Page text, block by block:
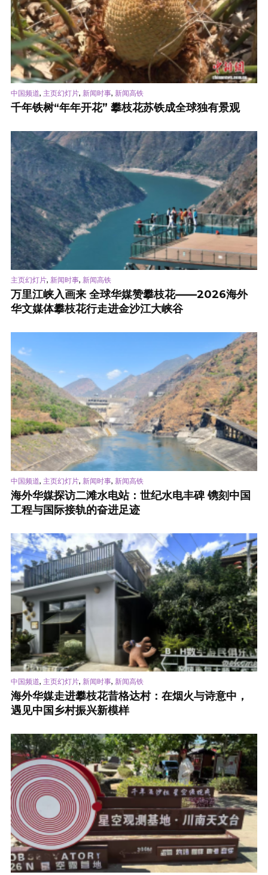
中国频道, 主页幻灯片, 新闻时事, 新闻高铁
千年铁树“年年开花” 攀枝花苏铁成全球独有景观
主页幻灯片, 新闻时事, 新闻高铁
万里江峡入画来 全球华媒赞攀枝花——2026海外
华文媒体攀枝花行走进金沙江大峡谷
中国频道, 主页幻灯片, 新闻时事, 新闻高铁
海外华媒探访二滩水电站：世纪水电丰碑 镌刻中国
工程与国际接轨的奋进足迹
中国频道, 主页幻灯片, 新闻时事, 新闻高铁
海外华媒走进攀枝花昔格达村：在烟火与诗意中，
遇见中国乡村振兴新模样